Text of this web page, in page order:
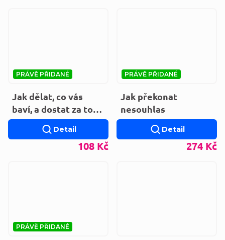
PRÁVĚ PŘIDANÉ
Jak dělat, co vás
baví, a dostat za to
zaplaceno
108 Kč
Detail
PRÁVĚ PŘIDANÉ
Jak překonat
nesouhlas
274 Kč
Detail
PRÁVĚ PŘIDANÉ